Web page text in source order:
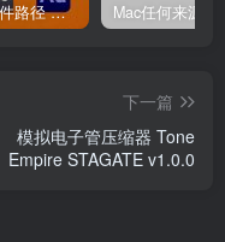
宿主添加插件路径 插件路径设置 VSTPlugins路径
下一篇
模拟电子管压缩器 Tone
Empire STAGATE v1.0.0